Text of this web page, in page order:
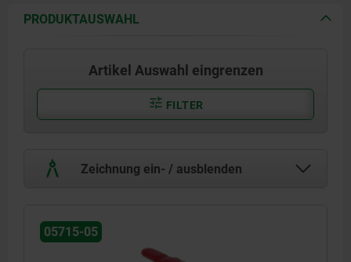
PRODUKTAUSWAHL
Artikel Auswahl eingrenzen
FILTER
Zeichnung ein- / ausblenden
05715-05